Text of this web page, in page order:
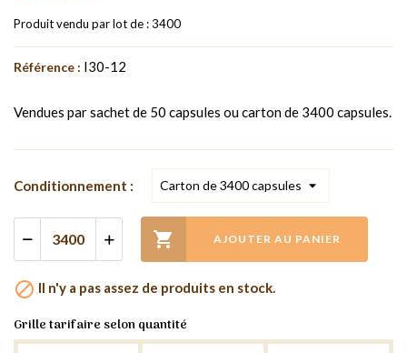
Produit vendu par lot de : 3400
Référence : I30-12
Vendues par sachet de 50 capsules ou carton de 3400 capsules.
Conditionnement :
 AJOUTER AU PANIER
 Il n'y a pas assez de produits en stock.
Grille tarifaire selon quantité